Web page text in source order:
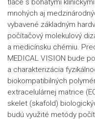
mnohých aj
vybavené základným
počítačový molekulový
a medicínsku chémiu.
MEDICAL VISION bude
a charakterizácia
biokompatibilných
extracelulárnej matrice
skelet (skafold)
budú využité metódy